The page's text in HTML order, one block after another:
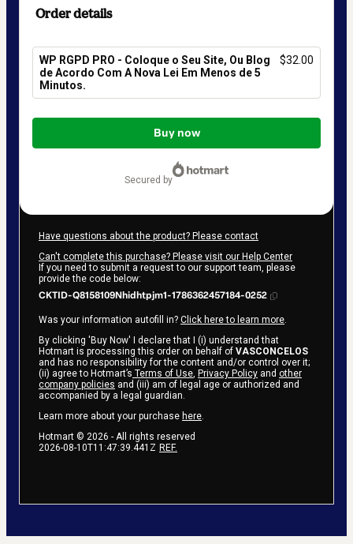
Order details
WP RGPD PRO - Coloque o Seu Site, Ou Blog
de Acordo Com A Nova Lei Em Menos de 5
Minutos.
$32.00
Total
$32.00
Buy now
secured by
Have questions about the product? Please contact
Can't complete this purchase? Please visit our Help Center
If you need to submit a request to our support team, please
provide the code below:
CKTID-Q8158109Nhidhtpjm1-1786362457184-0252
Was your information autofill in? Click here to learn more.
By clicking 'Buy Now' I declare that I (i) understand that
Hotmart is processing this order on behalf of VASCONCELOS
and has no responsibility for the content and/or control over it;
(ii) agree to Hotmart’s Terms of Use, Privacy Policy and other
company policies and (iii) am of legal age or authorized and
accompanied by a legal guardian.
Learn more about your purchase here.
Hotmart © 2026 - All rights reserved
2026-08-10T11:47:39.441Z REF.